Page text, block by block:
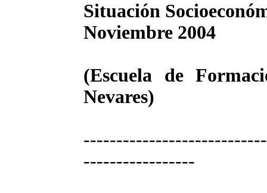
Situación
Noviembre 2004
(Escuela de
Nevares)
-----------------